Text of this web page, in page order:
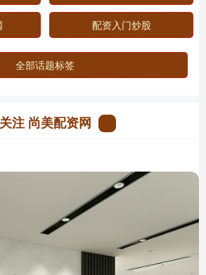
配资入门炒股
全部话题标签
关注 尚美配资网